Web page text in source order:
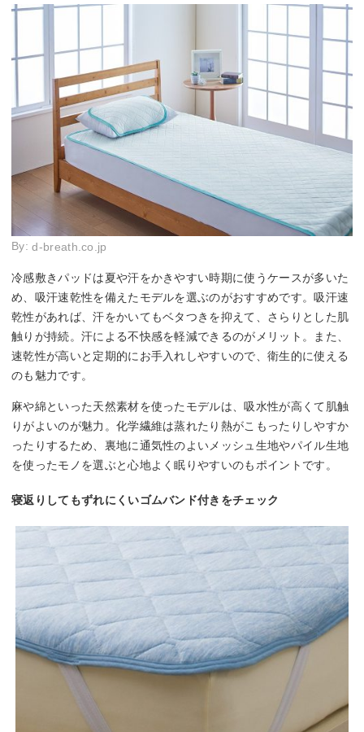
By:d-breath.co.jp
冷感敷きパッドは夏や汗をかきやすい時期に使うケースが多いた
め、吸汗速乾性を備えたモデルを選ぶのがおすすめです。吸汗速
乾性があれば、汗をかいてもベタつきを抑えて、さらりとした肌
触りが持続。汗による不快感を軽減できるのがメリット。また、
速乾性が高いと定期的にお手入れしやすいので、衛生的に使える
のも魅力です。
麻や綿といった天然素材を使ったモデルは、吸水性が高くて肌触
りがよいのが魅力。化学繊維は蒸れたり熱がこもったりしやすか
ったりするため、裏地に通気性のよいメッシュ生地やパイル生地
を使ったモノを選ぶと心地よく眠りやすいのもポイントです。
寝返りしてもずれにくいゴムバンド付きをチェック